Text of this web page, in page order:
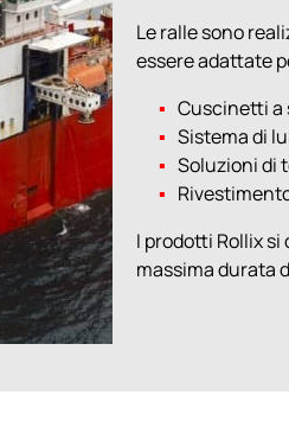
Le ralle sono
essere adattate
Cuscinetti a
Sistema di
Soluzioni di
I prodotti Rollix
massima durata